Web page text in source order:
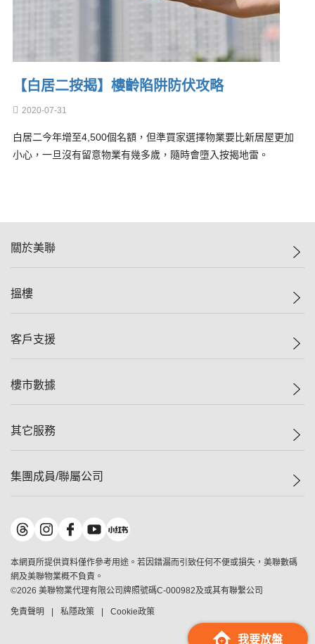
【白居二按揭】樓齡陷阱防伏攻略
2020-07-31
白居二今年增至4,500個名額，但準買家選擇物業要比新居屋更加
小心，一旦沒有留意物業有幾多歲，隨時會墮入按揭地雷。
我要放盤
關於美聯
美聯集團
人才招募
搵樓
一手新盤
減價
美聯豪宅
獨家樓盤
租盤
客戶支援
自助放盤
查詢熱線
按揭計算機
負擔能力計算機
轉按計算機
繳款方式
樓市數據
樓價指數
歷史成交
屋苑成交排行榜
地區百科
其它服務
屋苑專頁
美聯精英會
美善會
地產代理管理協會
申報已遞交的購樓意向登記
集團成員/聯屬公司
美聯物業
鋑聯控股*
美聯工商舖*
美聯中國
美聯澳門
美聯金融集團
本網頁所提供資料僅作參考用途。若因錯漏而引致任何不便或損失，美聯數碼
網及美聯物業概不負責。
©2026 美聯物業代理有限公司牌照號碼C-000982及或其有聯繫公司
免責聲明 私隱政策 Cookie政策